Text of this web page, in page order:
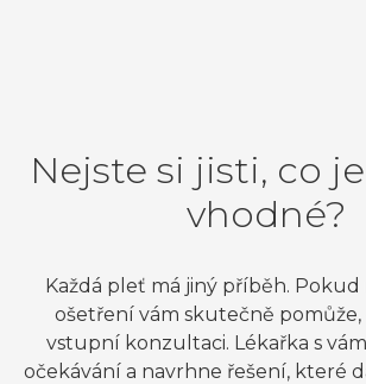
Nejste si jisti, co
vhodné?
Každá pleť má jiný příběh.
ošetření vám skutečně
vstupní konzultaci. Lékařka s
očekávání a navrhne řešení, které